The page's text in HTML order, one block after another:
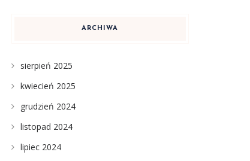
ARCHIWA
sierpień 2025
kwiecień 2025
grudzień 2024
listopad 2024
lipiec 2024